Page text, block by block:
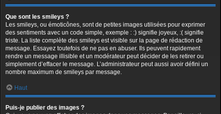
Que sont les smileys ?
Les smileys, ou émoticônes, sont de petites images utilisées pour exprimer
des sentiments avec un code simple, exemple : :) signifie joyeux, :( signifie
triste. La liste complète des smileys est visible sur la page de rédaction de
message. Essayez toutefois de ne pas en abuser. Ils peuvent rapidement
rendre un message illisible et un modérateur peut décider de les retirer ou
simplement d’effacer le message. L’administrateur peut aussi avoir défini un
nombre maximum de smileys par message.
Haut
Puis-je publier des images ?